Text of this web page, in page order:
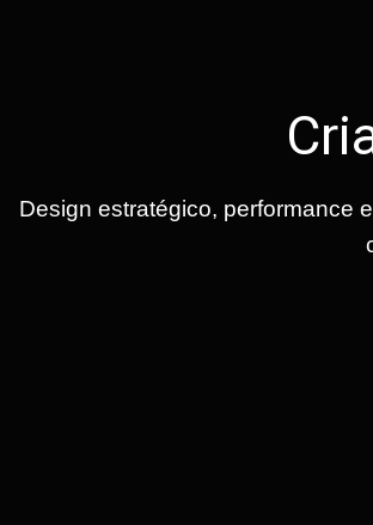
Design estratégico, performance